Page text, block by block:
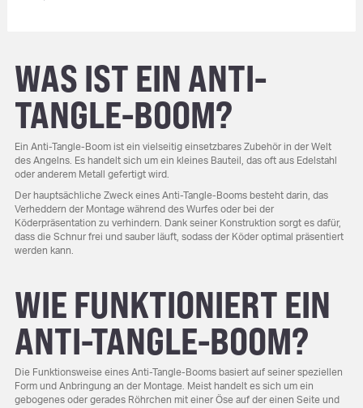
WAS IST EIN ANTI-
TANGLE-BOOM?
Ein Anti-Tangle-Boom ist ein vielseitig einsetzbares Zubehör in der Welt
des Angelns. Es handelt sich um ein kleines Bauteil, das oft aus Edelstahl
oder anderem Metall gefertigt wird.
Der hauptsächliche Zweck eines Anti-Tangle-Booms besteht darin, das
Verheddern der Montage während des Wurfes oder bei der
Köderpräsentation zu verhindern. Dank seiner Konstruktion sorgt es dafür,
dass die Schnur frei und sauber läuft, sodass der Köder optimal präsentiert
werden kann.
WIE FUNKTIONIERT EIN
ANTI-TANGLE-BOOM?
Die Funktionsweise eines Anti-Tangle-Booms basiert auf seiner speziellen
Form und Anbringung an der Montage. Meist handelt es sich um ein
gebogenes oder gerades Röhrchen mit einer Öse auf der einen Seite und